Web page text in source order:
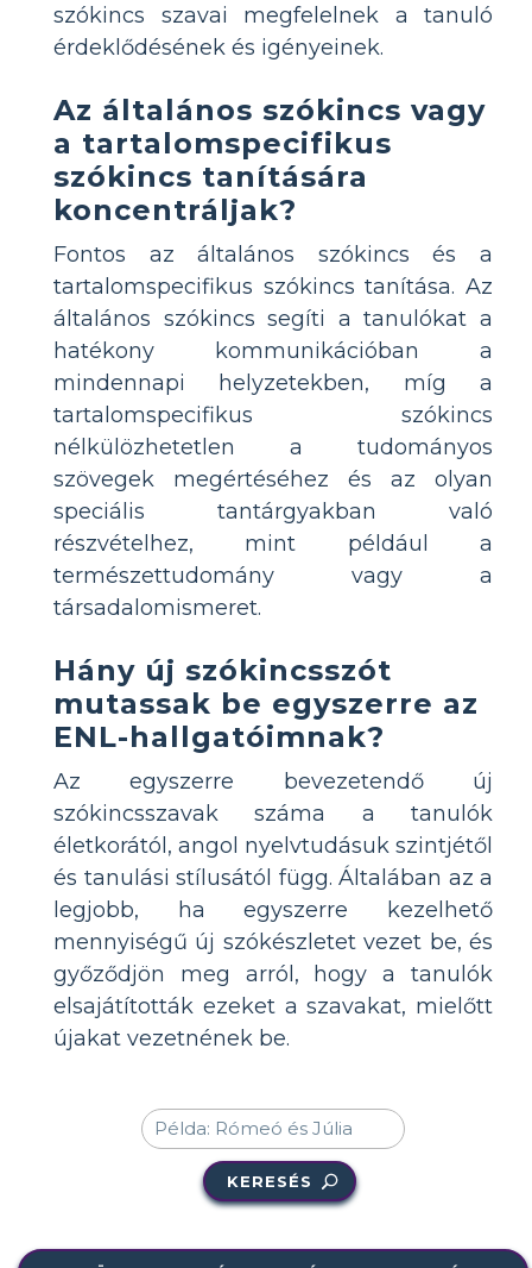
szókincs szavai megfelelnek a tanuló
érdeklődésének és igényeinek.
Az általános szókincs vagy
a tartalomspecifikus
szókincs tanítására
koncentráljak?
Fontos az általános szókincs és a
tartalomspecifikus szókincs tanítása. Az
általános szókincs segíti a tanulókat a
hatékony kommunikációban a
mindennapi helyzetekben, míg a
tartalomspecifikus szókincs
nélkülözhetetlen a tudományos
szövegek megértéséhez és az olyan
speciális tantárgyakban való
részvételhez, mint például a
természettudomány vagy a
társadalomismeret.
Hány új szókincsszót
mutassak be egyszerre az
ENL-hallgatóimnak?
Az egyszerre bevezetendő új
szókincsszavak száma a tanulók
életkorától, angol nyelvtudásuk szintjétől
és tanulási stílusától függ. Általában az a
legjobb, ha egyszerre kezelhető
mennyiségű új szókészletet vezet be, és
győződjön meg arról, hogy a tanulók
elsajátították ezeket a szavakat, mielőtt
újakat vezetnének be.
KERESÉS